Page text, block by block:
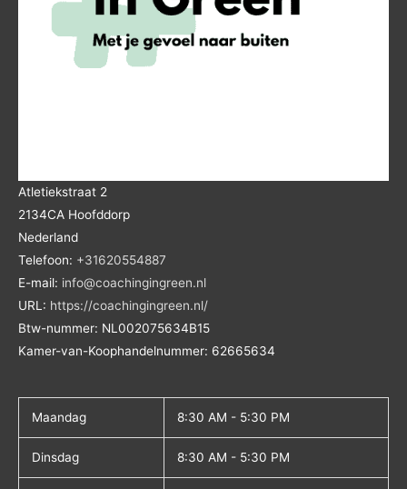
Atletiekstraat 2
2134CA Hoofddorp
Nederland
Telefoon: +31620554887
E-mail: info@coachingingreen.nl
URL: https://coachingingreen.nl/
Btw-nummer: NL002075634B15
Kamer-van-Koophandelnummer: 62665634
Maandag 8:30 AM - 5:30 PM
Dinsdag 8:30 AM - 5:30 PM